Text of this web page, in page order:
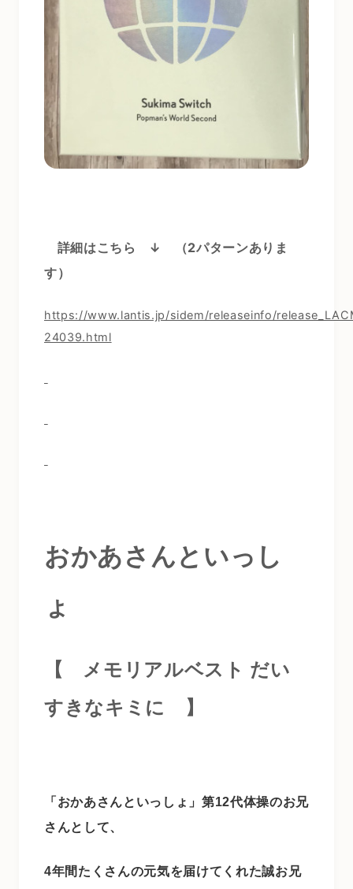
詳細はこちら ↓ （2パターンありま
す）
https://www.lantis.jp/sidem/releaseinfo/
24039.html
おかあさんといっし
ょ
【 メモリアルベスト だい
すきなキミに
】
「おかあさんといっしょ」第12代体操のお兄
さんとして、
4年間たくさんの元気を届けてくれた誠お兄